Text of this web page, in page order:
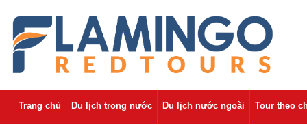
Trang chủ Du lịch trong nước Du lịch nước ngoài Tour theo